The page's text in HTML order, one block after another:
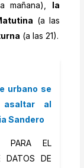
mañana), la
(a las
(a las 21).
urbano se
al
Sandero
PARA EL
DATOS DE